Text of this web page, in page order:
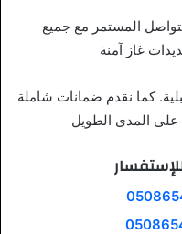
المستمر مع جميع
غاز آمنة
كما نقدم ضمانات شاملة
على المدى الطويل